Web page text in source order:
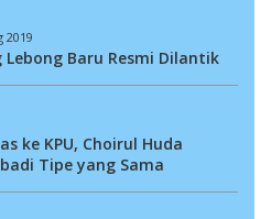
2019
Lebong Baru Resmi Dilantik
ke KPU, Choirul Huda
Tipe yang Sama